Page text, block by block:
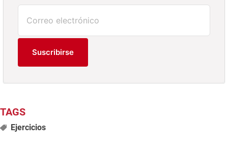
Suscribirse
Ejercicios